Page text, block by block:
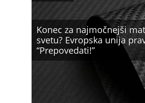
Konec za najmočnejši
svetu? Evropska unija
“Prepovedati!”